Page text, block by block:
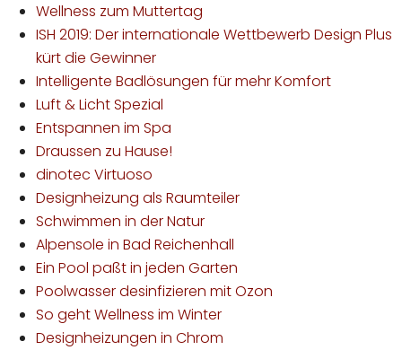
Wellness zum Muttertag
ISH 2019: Der internationale Wettbewerb Design Plus
kürt die Gewinner
Intelligente Badlösungen für mehr Komfort
Luft & Licht Spezial
Entspannen im Spa
Draussen zu Hause!
dinotec Virtuoso
Designheizung als Raumteiler
Schwimmen in der Natur
Alpensole in Bad Reichenhall
Ein Pool paßt in jeden Garten
Poolwasser desinfizieren mit Ozon
So geht Wellness im Winter
Designheizungen in Chrom